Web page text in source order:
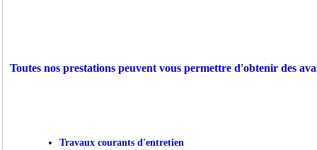
Toutes nos prestations peuvent vous permettre d'obtenir des
Travaux courants d'entretien